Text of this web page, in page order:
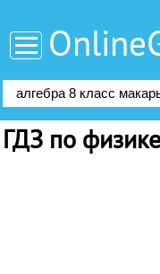
ГДЗ по